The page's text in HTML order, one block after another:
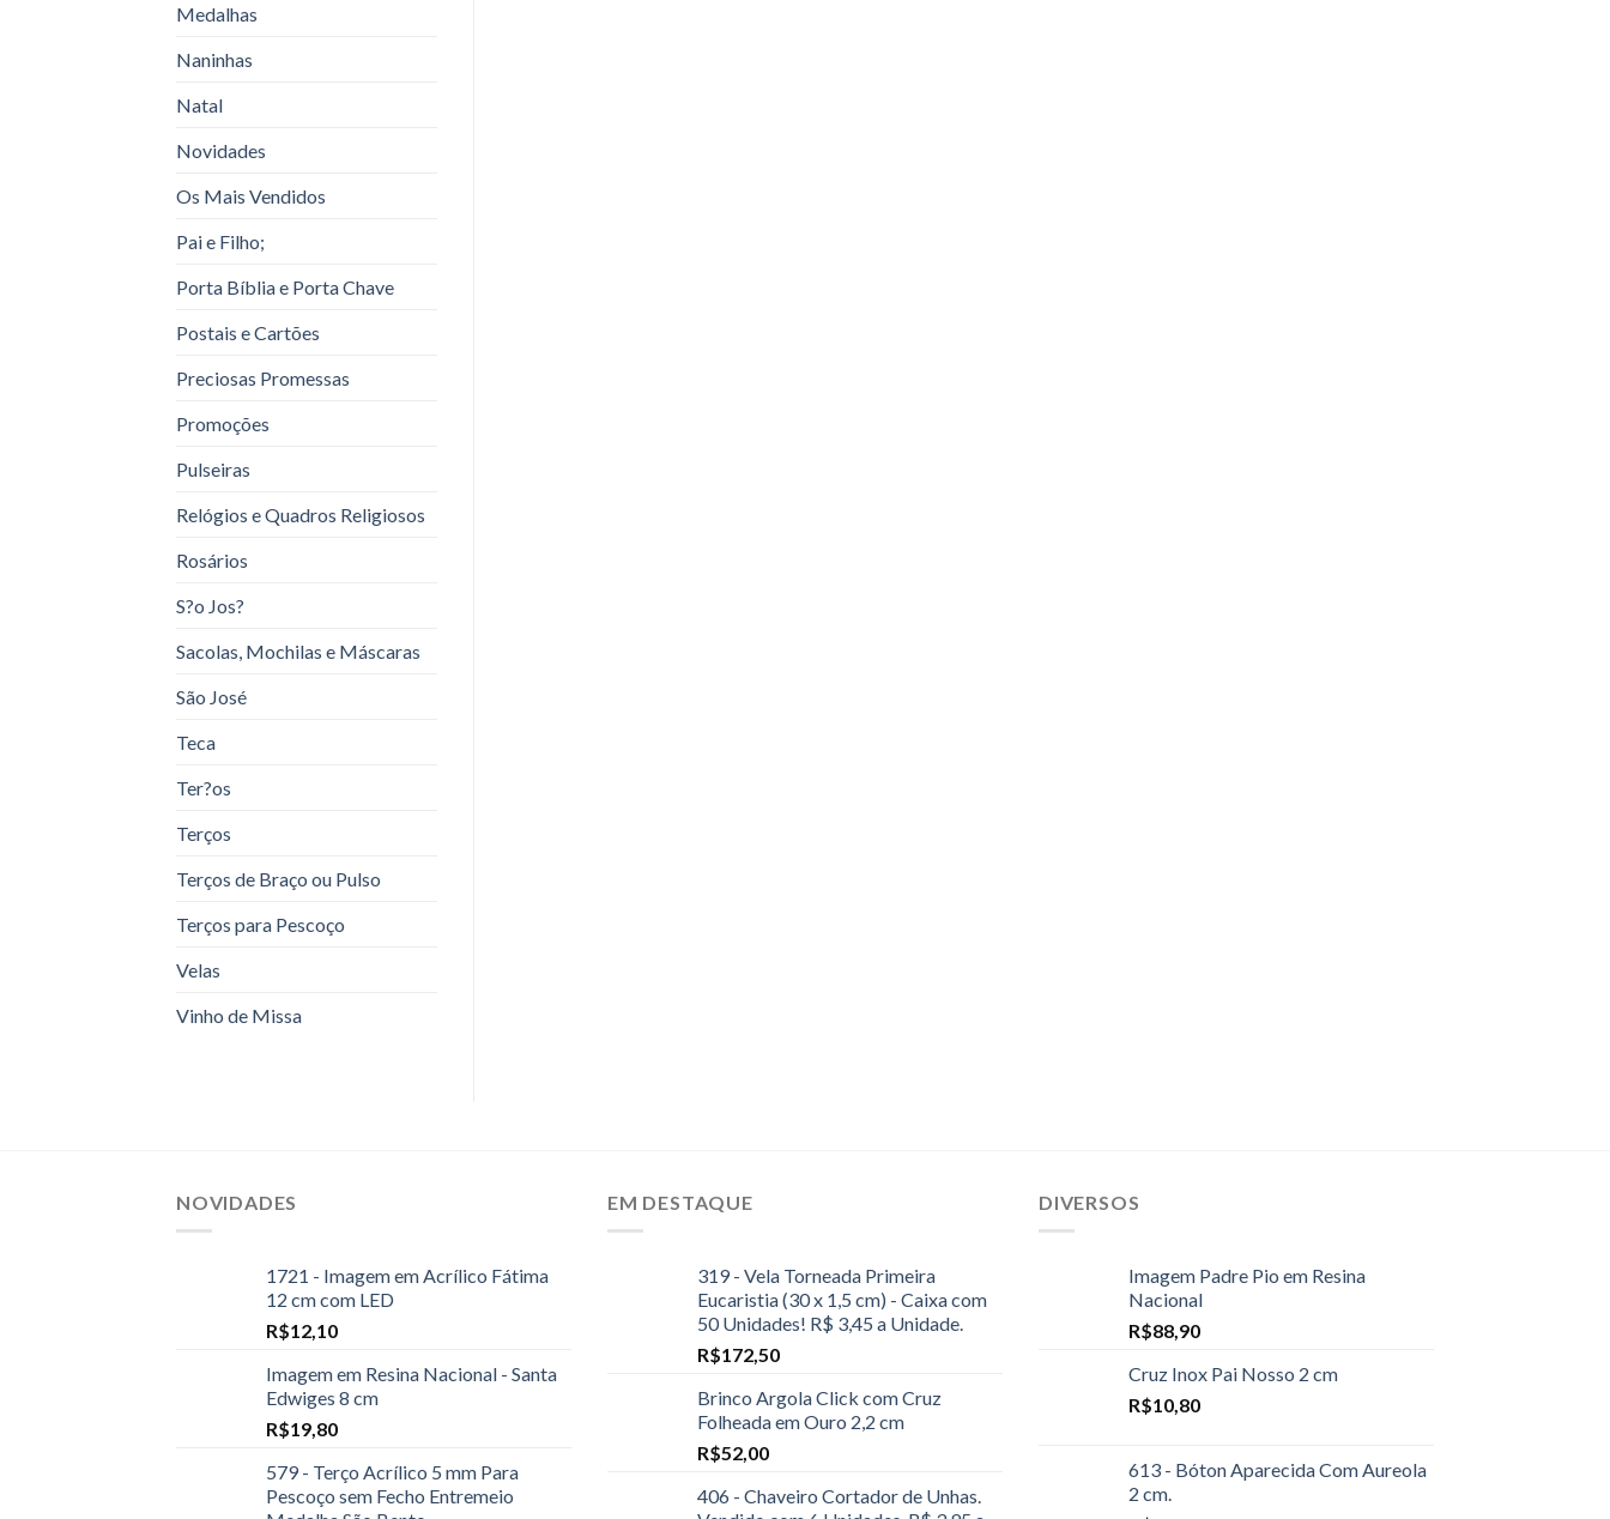
Medalhas
Naninhas
Natal
Novidades
Os Mais Vendidos
Pai e Filho;
Porta Bíblia e Porta Chave
Postais e Cartões
Preciosas Promessas
Promoções
Pulseiras
Relógios e Quadros Religiosos
Rosários
S?o Jos?
Sacolas, Mochilas e Máscaras
São José
Teca
Ter?os
Terços
Terços de Braço ou Pulso
Terços para Pescoço
Velas
Vinho de Missa
NOVIDADES
1721 - Imagem em Acrílico Fátima
12 cm com LED
R$12,10
Imagem em Resina Nacional - Santa
Edwiges 8 cm
R$19,80
579 - Terço Acrílico 5 mm Para
Pescoço sem Fecho Entremeio
EM DESTAQUE
319 - Vela Torneada Primeira
Eucaristia (30 x 1,5 cm) - Caixa com
50 Unidades! R$ 3,45 a Unidade.
R$172,50
Brinco Argola Click com Cruz
Folheada em Ouro 2,2 cm
R$52,00
406 - Chaveiro Cortador de Unhas.
DIVERSOS
Imagem Padre Pio em Resina
Nacional
R$88,90
Cruz Inox Pai Nosso 2 cm
R$10,80
613 - Bóton Aparecida Com Aureola
2 cm.